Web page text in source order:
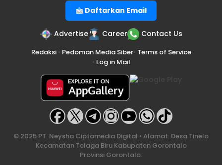
Daftarkan Email
Advertise Career Contact Us
Redaksi• Pedoman Media Siber• Terms of Service
• Log in Mail
© 2025 PT. Neysha Ciptamedia Digital • Alamat: Desa Tinelo
Kecamatan Telaga Biru Kabupaten Gorontalo
Provinsi Gorontalo.